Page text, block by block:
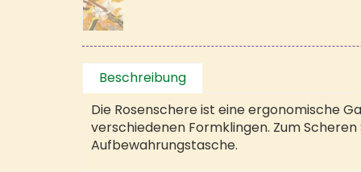
Beschreibung
Die Rosenschereist eine ergonomische
verschiedenen Formklingen. Zum
Aufbewahrungstasche.